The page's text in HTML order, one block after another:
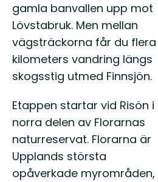
gamla banvallen upp mot
Lövstabruk. Men mellan
vägsträckorna får du flera
kilometers vandring längs
skogsstig utmed Finnsjön.
Etappen startar vid Risön i
norra delen av Florarnas
naturreservat. Florarna är
Upplands största
opåverkade myrområden,